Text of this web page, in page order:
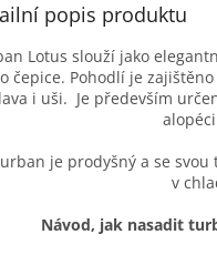
popis produktu
Lotus slouží jako
čepice. Pohodlí je
i uši. Je především
je prodyšný a se
v
Návod, jak nasadit